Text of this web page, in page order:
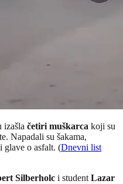
izašla četiri muškarca koji su
Napadali su šakama,
glave o asfalt. (Dnevni list
Silberholc i student Lazar